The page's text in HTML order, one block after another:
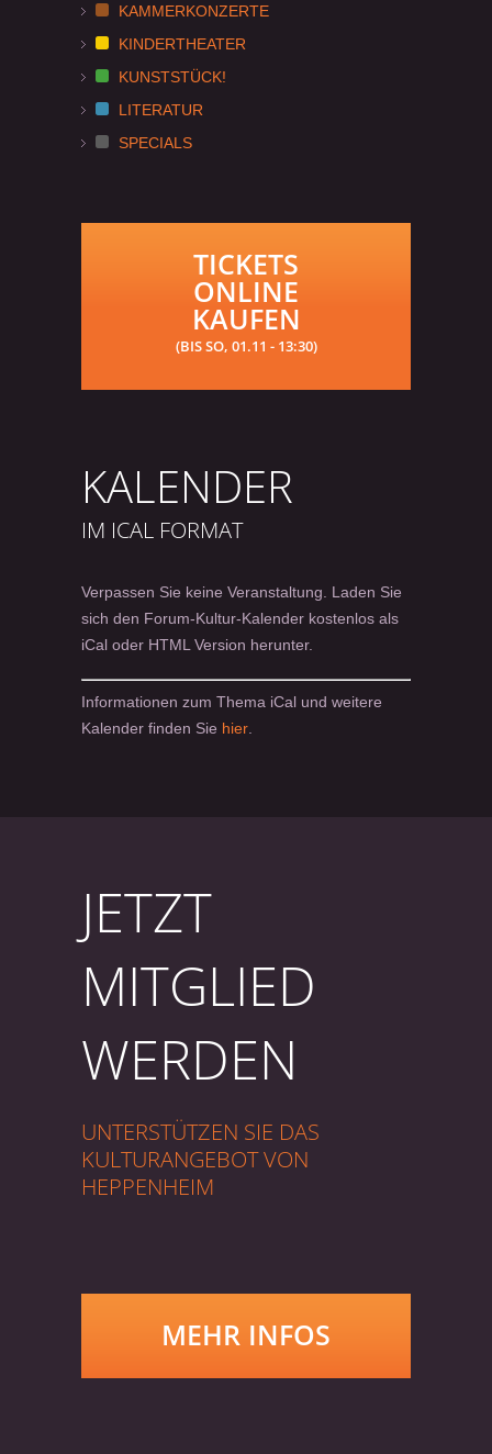
KAMMERKONZERTE
KINDERTHEATER
KUNSTSTÜCK!
LITERATUR
SPECIALS
TICKETS
ONLINE
KAUFEN
(BIS SO, 01.11 - 13:30)
KALENDER
IM ICAL FORMAT
Verpassen Sie keine Veranstaltung. Laden Sie
sich den Forum-Kultur-Kalender kostenlos als
iCal oder HTML Version herunter.
Informationen zum Thema iCal und weitere
Kalender finden Sie hier
JETZT
MITGLIED
WERDEN
UNTERSTÜTZEN SIE DAS
KULTURANGEBOT VON
HEPPENHEIM
MEHR INFOS